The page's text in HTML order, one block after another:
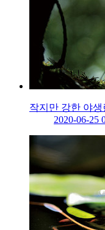
작지만 강한 야
2020-06-25